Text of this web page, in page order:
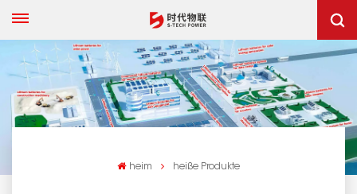
heim heiße Produkte